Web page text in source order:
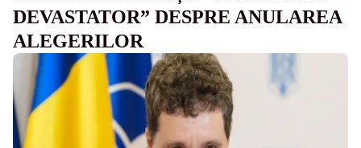
DEVASTATOR” DESPRE ANULAREA
ALEGERILOR